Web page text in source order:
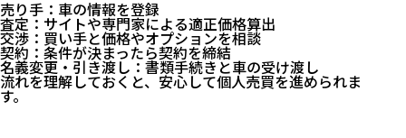
売り手：車の情報を登録
査定：サイトや専門家による適正価格算出
交渉：買い手と価格やオプションを相談
契約：条件が決まったら契約を締結
名義変更・引き渡し：書類手続きと車の受け渡し
流れを理解しておくと、安心して個人売買を進められま
す。